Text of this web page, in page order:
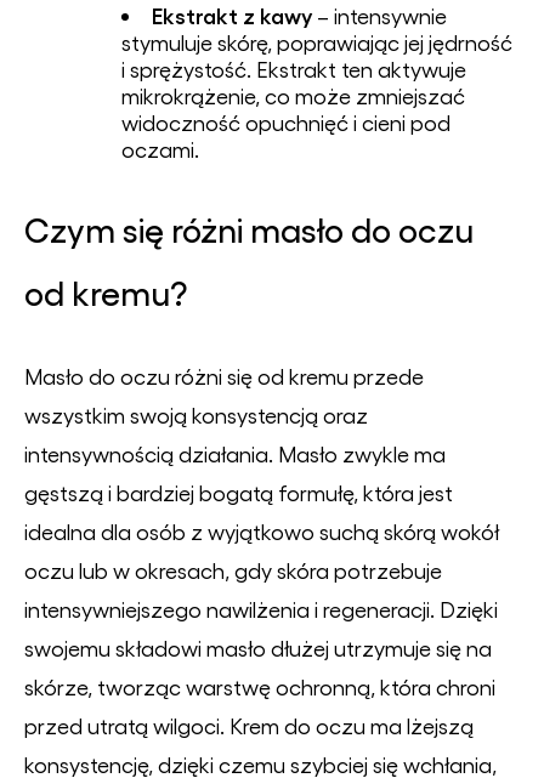
Ekstrakt z kawy – intensywnie
stymuluje skórę, poprawiając jej jędrność
i sprężystość. Ekstrakt ten aktywuje
mikrokrążenie, co może zmniejszać
widoczność opuchnięć i cieni pod
oczami.
Czym się różni masło do oczu
od kremu?
Masło do oczu różni się od kremu przede
wszystkim swoją konsystencją oraz
intensywnością działania. Masło zwykle ma
gęstszą i bardziej bogatą formułę, która jest
idealna dla osób z wyjątkowo suchą skórą wokół
oczu lub w okresach, gdy skóra potrzebuje
intensywniejszego nawilżenia i regeneracji. Dzięki
swojemu składowi masło dłużej utrzymuje się na
skórze, tworząc warstwę ochronną, która chroni
przed utratą wilgoci. Krem do oczu ma lżejszą
konsystencję, dzięki czemu szybciej się wchłania,